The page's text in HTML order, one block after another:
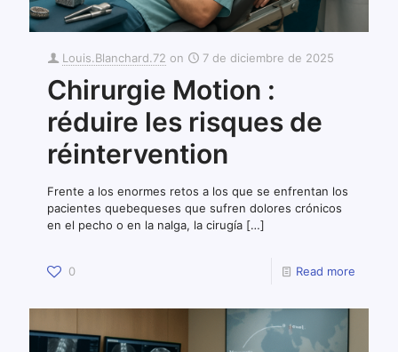
Louis.Blanchard.72 on 7 de diciembre de 2025
Chirurgie Motion :
réduire les risques de
réintervention
Frente a los enormes retos a los que se enfrentan los
pacientes quebequeses que sufren dolores crónicos
en el pecho o en la nalga, la cirugía […]
0 Read more